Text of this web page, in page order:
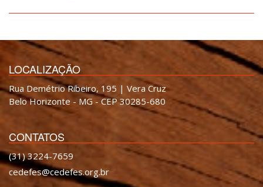
LOCALIZAÇÃO
Rua Demétrio Ribeiro, 195 | Vera Cruz
Belo Horizonte - MG - CEP 30285-680
CONTATOS
(31) 3224-7659
cedefes@cedefes.org.br